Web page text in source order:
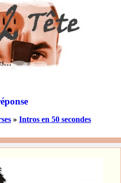
» Intros en 50 secondes